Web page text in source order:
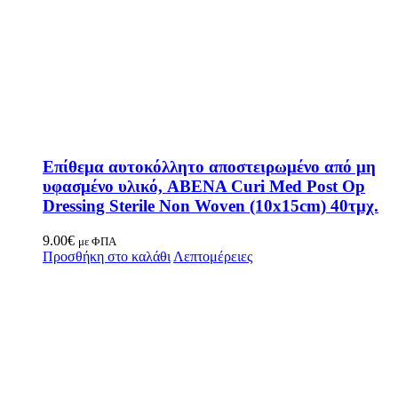
Επίθεμα αυτοκόλλητο αποστειρωμένο από μη
υφασμένο υλικό, ABENA Curi Med Post Op
Dressing Sterile Non Woven (10x15cm) 40τμχ.
9.00€ με ΦΠΑ
Προσθήκη στο καλάθι Λεπτομέρειες